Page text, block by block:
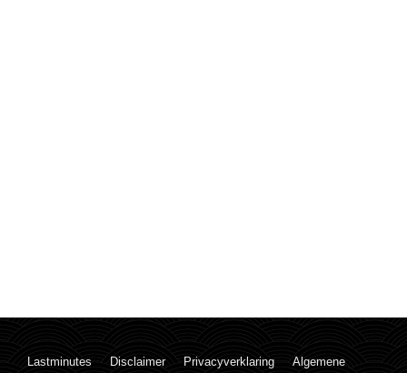
Lastminutes Disclaimer Privacyverklaring
Algemene